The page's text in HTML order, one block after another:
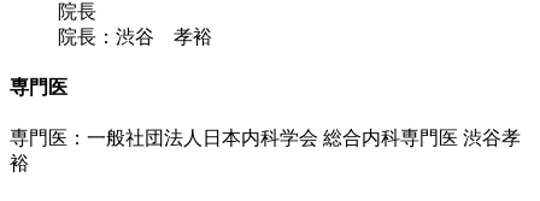
院長
院長：渋谷 孝裕
専門医
専門医：一般社団法人日本内科学会 総合内科専門医 渋谷孝
裕